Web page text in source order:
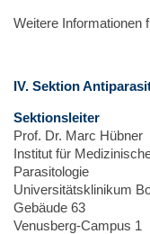
Weitere Informationen
IV. Sektion
Sektionsleiter
Prof. Dr. Marc Hübner
Institut für
Parasitologie
Universitätsklinikum
Gebäude 63
Venusberg-Campus 1